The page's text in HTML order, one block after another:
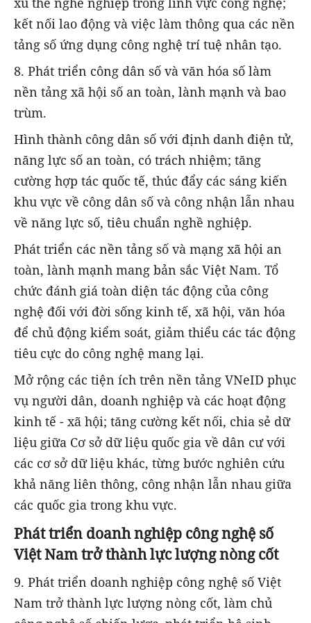
kết nối lao động và việc làm thông qua các nền
tảng số ứng dụng công nghệ trí tuệ nhân tạo.
8. Phát triển công dân số và văn hóa số làm
nền tảng xã hội số an toàn, lành mạnh và bao
trùm.
Hình thành công dân số với định danh điện tử,
năng lực số an toàn, có trách nhiệm; tăng
cường hợp tác quốc tế, thúc đẩy các sáng kiến
khu vực về công dân số và công nhận lẫn nhau
về năng lực số, tiêu chuẩn nghề nghiệp.
Phát triển các nền tảng số và mạng xã hội an
toàn, lành mạnh mang bản sắc Việt Nam. Tổ
chức đánh giá toàn diện tác động của công
nghệ đối với đời sống kinh tế, xã hội, văn hóa
để chủ động kiểm soát, giảm thiểu các tác động
tiêu cực do công nghệ mang lại.
Mở rộng các tiện ích trên nền tảng VNeID phục
vụ người dân, doanh nghiệp và các hoạt động
kinh tế - xã hội; tăng cường kết nối, chia sẻ dữ
liệu giữa Cơ sở dữ liệu quốc gia về dân cư với
các cơ sở dữ liệu khác, từng bước nghiên cứu
khả năng liên thông, công nhận lẫn nhau giữa
các quốc gia trong khu vực.
Phát triển doanh nghiệp công nghệ số
Việt Nam trở thành lực lượng nòng cốt
9. Phát triển doanh nghiệp công nghệ số Việt
Nam trở thành lực lượng nòng cốt, làm chủ